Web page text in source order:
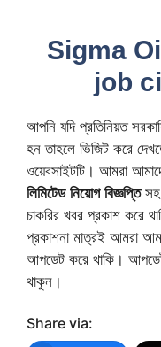
Sigma
job
আপনি যদি প্রতিনিয়ত
হন তাহলে ভিজিট করে
ওয়েবসাইটটি। আমরা
লিমিটেড নিয়োগ বিজ্ঞপ্তিসহ
চাকরির খবর প্রকাশ করে
প্রকাশনা মাত্রই আমরা
আপডেট করে থাকি।
থাকুন।
Share via: